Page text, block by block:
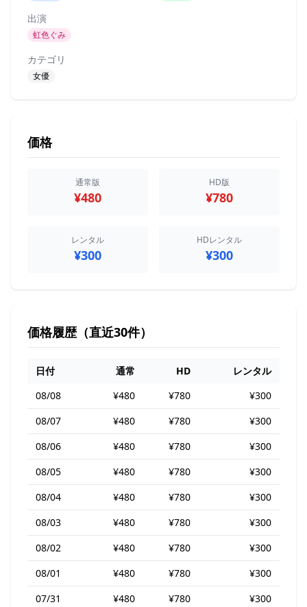
出演
虹色ぐみ
カテゴリ
女優
価格
通常版
¥480
HD版
¥780
レンタル
¥300
HDレンタル
¥300
価格履歴（直近30件）
日付 通常 HD
レンタル
08/08
¥480 ¥780
¥300
08/07
¥480 ¥780
¥300
08/06
¥480 ¥780
¥300
08/05
¥480 ¥780
¥300
08/04
¥480 ¥780
¥300
08/03
¥480 ¥780
¥300
08/02
¥480 ¥780
¥300
08/01
¥480 ¥780
¥300
07/31
¥480 ¥780 ¥300